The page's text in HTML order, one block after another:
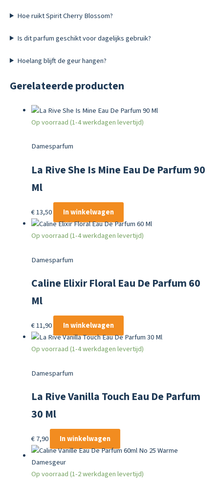
Hoe ruikt Spirit Cherry Blossom?
Is dit parfum geschikt voor dagelijks gebruik?
Hoelang blijft de geur hangen?
Gerelateerde producten
Op voorraad (1-4 werkdagen levertijd)
Damesparfum
La Rive She Is Mine Eau De Parfum 90
Ml
€13,50 In winkelwagen
Op voorraad (1-4 werkdagen levertijd)
Damesparfum
Caline Elixir Floral Eau De Parfum 60
Ml
€11,90 In winkelwagen
Op voorraad (1-4 werkdagen levertijd)
Damesparfum
La Rive Vanilla Touch Eau De Parfum
30 Ml
€7,90 In winkelwagen
Op voorraad (1-2 werkdagen levertijd)